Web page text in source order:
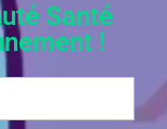
Santé
!